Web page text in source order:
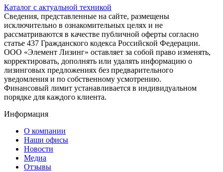
Каталог с актуальной техникой
Сведения, представленные на сайте, размещены
исключительно в ознакомительных целях и не
рассматриваются в качестве публичной оферты согласно
статье 437 Гражданского кодекса Российской Федерации.
ООО «Элемент Лизинг» оставляет за собой право изменять,
корректировать, дополнять или удалять информацию о
лизинговых предложениях без предварительного
уведомления и по собственному усмотрению.
Финансовый лимит устанавливается в индивидуальном
порядке для каждого клиента.
Информация
О компании
Наши офисы
Новости
Медиа
Отзывы